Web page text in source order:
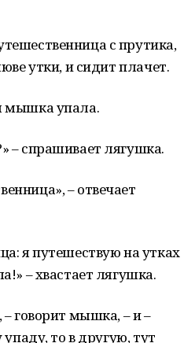
с прутика,
утки, и сидит плачет.
мышка упала.
– спрашивает лягушка.
– отвечает
я путешествую на утках
– хвастает лягушка.
говорит мышка, – и –
то в другую, тут